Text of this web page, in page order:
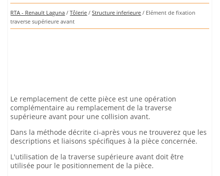
RTA - Renault Laguna /Tôlerie /Structure inferieure / Elément de fixation
traverse supérieure avant
Le remplacement de cette pièce est une opération
complémentaire au remplacement de la traverse
supérieure avant pour une collision avant.
Dans la méthode décrite ci-après vous ne trouverez que les
descriptions et liaisons spécifiques à la pièce concernée.
L'utilisation de la traverse supérieure avant doit être
utilisée pour le positionnement de la pièce.